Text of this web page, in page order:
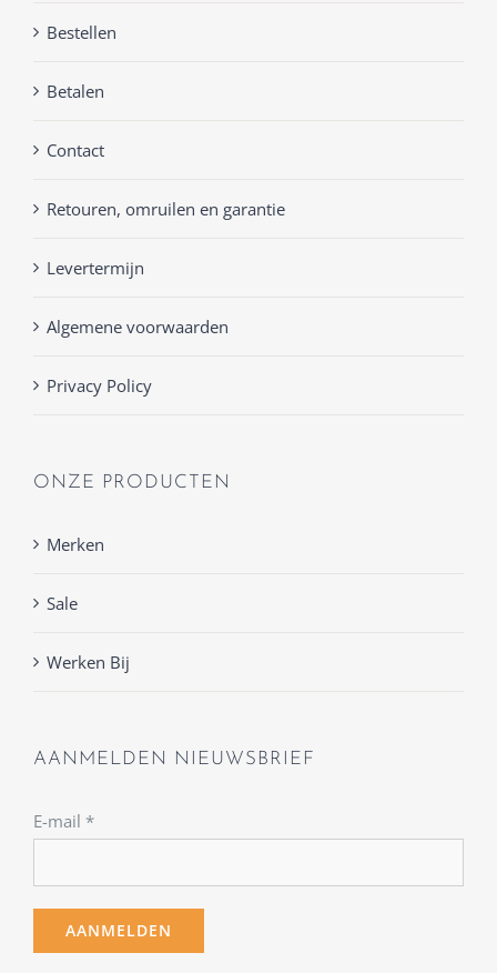
Bestellen
Betalen
Contact
Retouren, omruilen en garantie
Levertermijn
Algemene voorwaarden
Privacy Policy
ONZE PRODUCTEN
Merken
Sale
Werken Bij
AANMELDEN NIEUWSBRIEF
E-mail *